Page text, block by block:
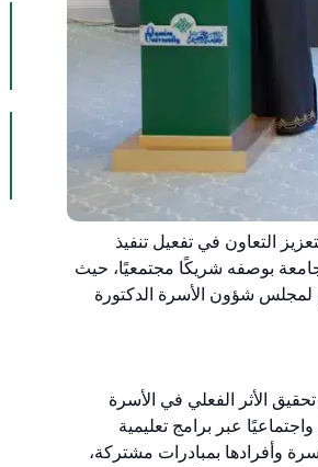
الأسرة، لتعزيز التعاون في تفعيل تنفيذ
بوصفه شريكًا مجتمعيًا، حيث
لمجلس شؤون الأسرة الدكتورة
الأثر الفعلي في الأسرة
عبر برامج تعليمية
وأفرادها بمبادرات مشتركة،